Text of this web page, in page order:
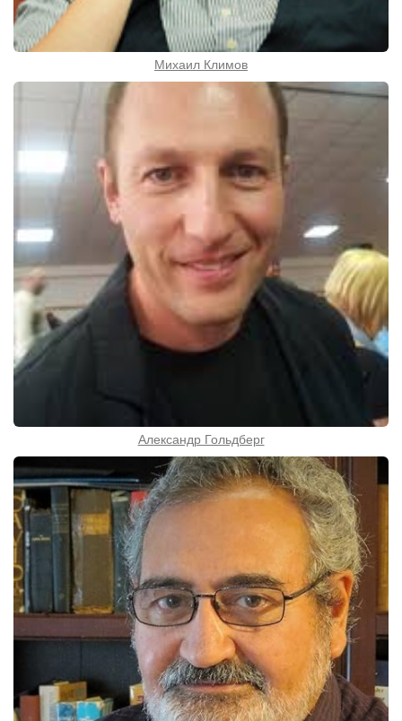
Михаил Климов
Александр Гольдберг